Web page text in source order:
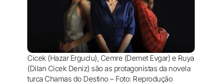
Cicek (Hazar Erguclu), Cemre (Demet Evgar) e Ruya
(Dilan Cicek Deniz) são as protagonistas da novela
turca Chamas do Destino – Foto: Reprodução